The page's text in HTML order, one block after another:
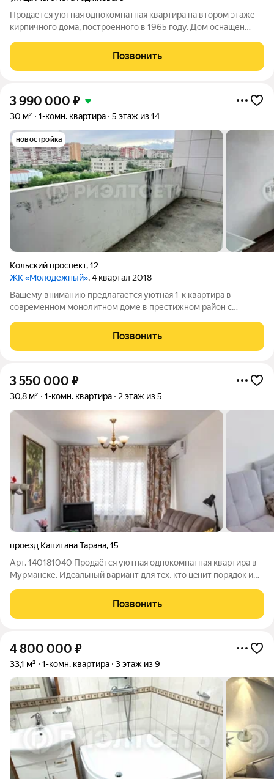
Продается уютная однокомнатная квартира на втором этаже
кирпичного дома, построенного в 1965 году. Дом оснащен
выходят на улицу, открывая вид на спокойный двор с открытой
парковкой. В квартире
Позвонить
3 990 000 ₽
30 м² 1-комн. квартира 5 этаж из 14
новостройка
Кольский проспект,12
ЖК «Молодежный», 4 квартал 2018
Вашему вниманию предлагается уютная 1-к квартира в
современном монолитном доме в престижном район с
развязкой. О квартире и ремонте: Заезжай и живи: выполнен
полный качественный косметический ремонт.
Позвонить
3 550 000 ₽
30,8 м² 1-комн. квартира 2 этаж из 5
проезд Капитана Тарана,15
Арт. 140181040 Прoдаётcя уютнaя однокомнатная квартиpа в
Mурмaнске. Идeальный ваpиaнт для тex, ктo цeнит пoрядок и
пpосторная приxoжая, cвeтлaя
Позвонить
4 800 000 ₽
33,1 м² 1-комн. квартира 3 этаж из 9